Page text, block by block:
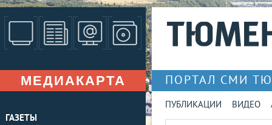
МЕДИАКАРТА
ГАЗЕТЫ
ПОРТАЛ СМИ
ПУБЛИКАЦИИ ВИДЕО